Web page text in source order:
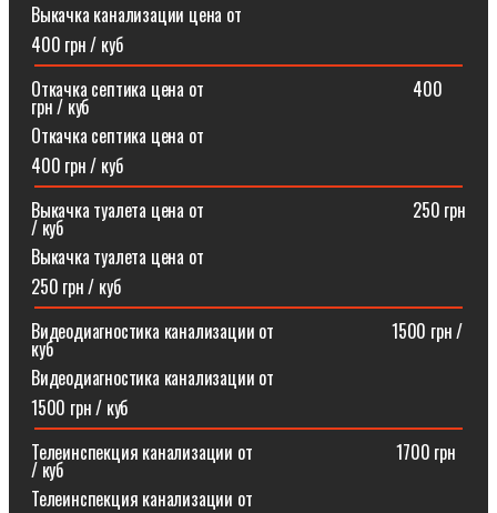
Выкачка канализации цена от
400 грн / куб
Откачка септика цена от⠀⠀⠀⠀⠀⠀⠀⠀⠀⠀⠀⠀⠀⠀⠀⠀400
грн / куб
Откачка септика цена от
400 грн / куб
Выкачка туалета цена от⠀⠀⠀⠀⠀⠀⠀⠀⠀⠀⠀⠀⠀⠀⠀⠀250 грн
/ куб
Выкачка туалета цена от
250 грн / куб
Видеодиагностика канализации от⠀⠀⠀⠀⠀⠀⠀⠀⠀1500 грн /
куб
Видеодиагностика канализации от
1500 грн / куб
Телеинспекция канализации от⠀⠀⠀⠀⠀⠀⠀⠀⠀⠀⠀1700 грн
/ куб
Телеинспекция канализации от